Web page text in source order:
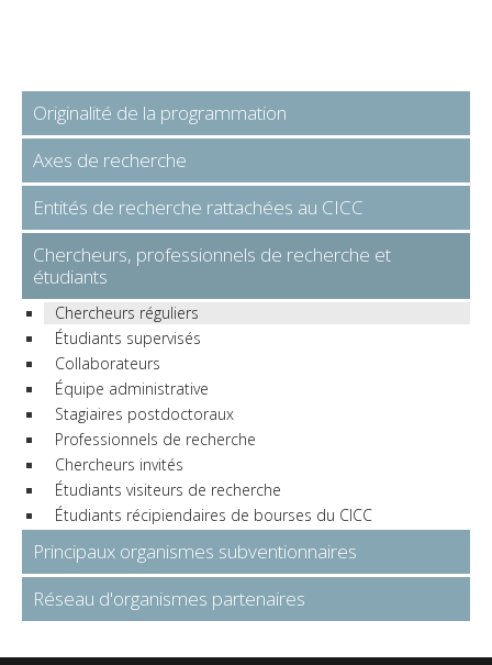
Originalité de la programmation
Axes de recherche
Entités de recherche rattachées au CICC
Chercheurs, professionnels de recherche et
étudiants
Chercheurs réguliers
Étudiants supervisés
Collaborateurs
Équipe administrative
Stagiaires postdoctoraux
Professionnels de recherche
Chercheurs invités
Étudiants visiteurs de recherche
Étudiants récipiendaires de bourses du CICC
Principaux organismes subventionnaires
Réseau d'organismes partenaires